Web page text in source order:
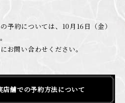
約については、10月16日（金）
お問い合わせください。
舗での予約方法について